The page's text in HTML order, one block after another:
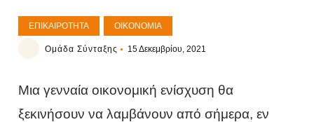
ΕΠΙΚΑΙΡΌΤΗΤΑ ΟΙΚΟΝΟΜΊΑ
Ομάδα Σύνταξης 15 Δεκεμβρίου, 2021
Μια γενναία οικονομική ενίσχυση θα
ξεκινήσουν να λαμβάνουν από σήμερα, εν